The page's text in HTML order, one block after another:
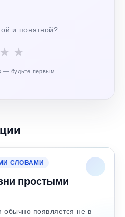
и понятной?
★ ★
— будьте первым
СЛОВАМИ
простыми
появляется не в